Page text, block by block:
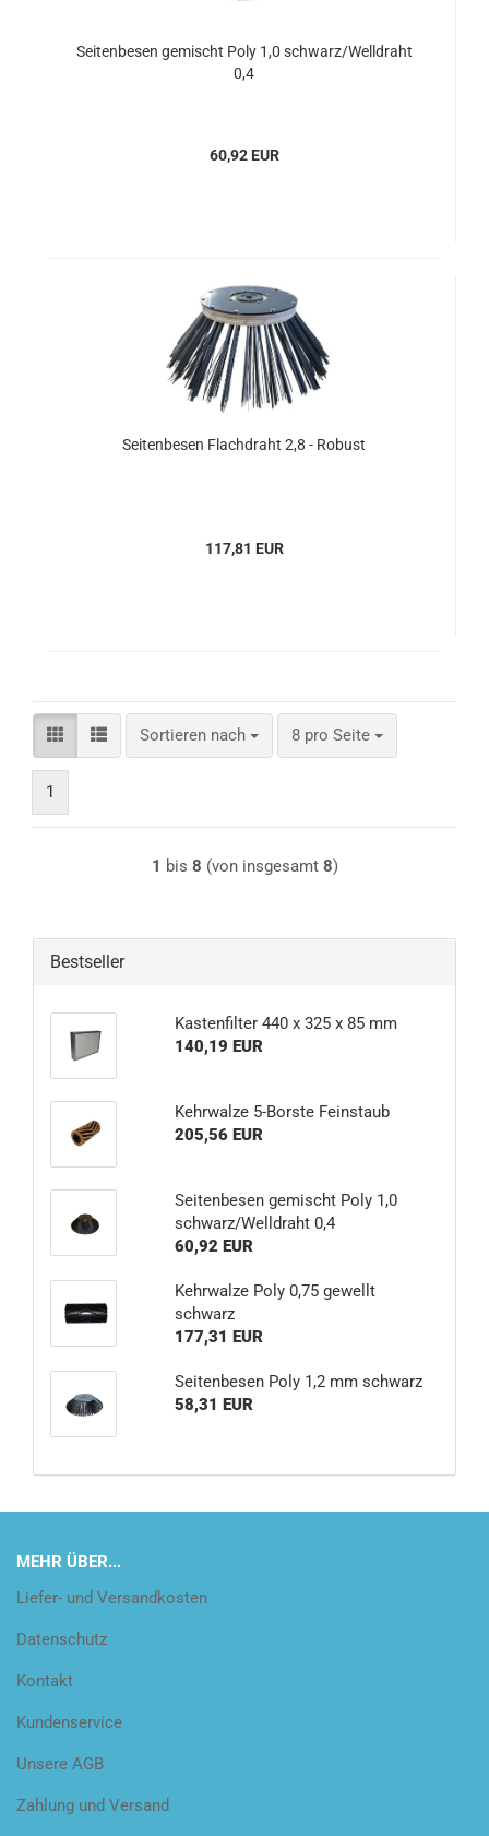
Seitenbesen gemischt Poly 1,0 schwarz/Welldraht
0,4
60,92 EUR
Seitenbesen Flachdraht 2,8 - Robust
117,81 EUR
Sortieren nach
Sortieren nach 8 pro Seite
pro Seite
1
1 bis 8 (von insgesamt 8)
Bestseller
Kastenfilter 440 x 325 x 85 mm
140,19 EUR
Kehrwalze 5-Borste Feinstaub
205,56 EUR
Seitenbesen gemischt Poly 1,0
schwarz/Welldraht 0,4
60,92 EUR
Kehrwalze Poly 0,75 gewellt
schwarz
177,31 EUR
Seitenbesen Poly 1,2 mm schwarz
58,31 EUR
MEHR ÜBER...
Liefer- und Versandkosten
Datenschutz
Kontakt
Kundenservice
Unsere AGB
Zahlung und Versand